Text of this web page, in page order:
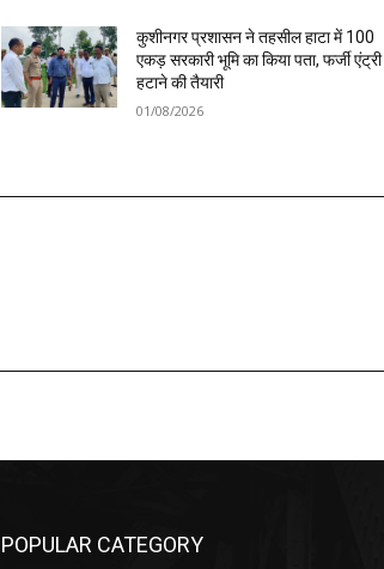
कुशीनगर प्रशासन ने तहसील हाटा में 100
एकड़ सरकारी भूमि का किया पता, फर्जी एंट्री
हटाने की तैयारी
01/08/2026
POPULAR CATEGORY